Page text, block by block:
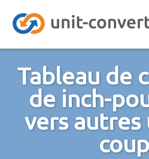
Tableau de
de inch-
vers autres